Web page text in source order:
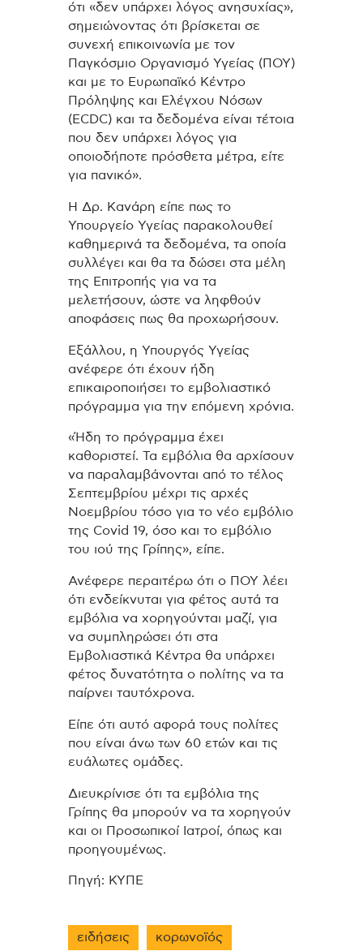
ότι «δεν υπάρχει λόγος ανησυχίας»,
σημειώνοντας ότι βρίσκεται σε
συνεχή επικοινωνία με τον
Παγκόσμιο Οργανισμό Υγείας (ΠΟΥ)
και με το Ευρωπαϊκό Κέντρο
Πρόληψης και Ελέγχου Νόσων
(ECDC) και τα δεδομένα είναι τέτοια
που δεν υπάρχει λόγος για
οποιοδήποτε πρόσθετα μέτρα, είτε
για πανικό».
Η Δρ. Κανάρη είπε πως το
Υπουργείο Υγείας παρακολουθεί
καθημερινά τα δεδομένα, τα οποία
συλλέγει και θα τα δώσει στα μέλη
της Επιτροπής για να τα
μελετήσουν, ώστε να ληφθούν
αποφάσεις πως θα προχωρήσουν.
Εξάλλου, η Υπουργός Υγείας
ανέφερε ότι έχουν ήδη
επικαιροποιήσει το εμβολιαστικό
πρόγραμμα για την επόμενη χρόνια.
«Ήδη το πρόγραμμα έχει
καθοριστεί. Τα εμβόλια θα αρχίσουν
να παραλαμβάνονται από το τέλος
Σεπτεμβρίου μέχρι τις αρχές
Νοεμβρίου τόσο για το νέο εμβόλιο
της Covid 19, όσο και το εμβόλιο
του ιού της Γρίπης», είπε.
Ανέφερε περαιτέρω ότι ο ΠΟΥ λέει
ότι ενδείκνυται για φέτος αυτά τα
εμβόλια να χορηγούνται μαζί, για
να συμπληρώσει ότι στα
Εμβολιαστικά Κέντρα θα υπάρχει
φέτος δυνατότητα ο πολίτης να τα
παίρνει ταυτόχρονα.
Είπε ότι αυτό αφορά τους πολίτες
που είναι άνω των 60 ετών και τις
ευάλωτες ομάδες.
Διευκρίνισε ότι τα εμβόλια της
Γρίπης θα μπορούν να τα χορηγούν
και οι Προσωπικοί Ιατροί, όπως και
προηγουμένως.
Πηγή: ΚΥΠΕ
ειδήσεις κορωνοϊός